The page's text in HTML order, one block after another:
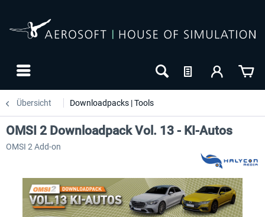
Übersicht Downloadpacks | Tools
OMSI 2 Downloadpack Vol. 13 - KI-Autos
OMSI 2 Add-on